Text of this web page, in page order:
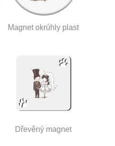
Magnet okrúhly plast
Dřevěný magnet